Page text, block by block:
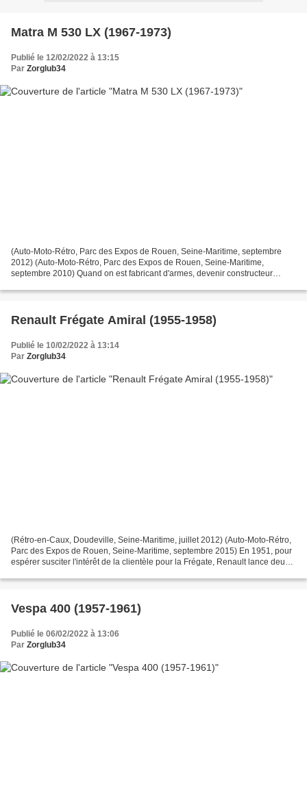
Matra M 530 LX (1967-1973)
Publié le 12/02/2022 à 13:15
Par Zorglub34
(Auto-Moto-Rétro, Parc des Expos de Rouen, Seine-Maritime, septembre
2012) (Auto-Moto-Rétro, Parc des Expos de Rouen, Seine-Maritime,
septembre 2010) Quand on est fabricant d'armes, devenir constructeur
Renault Frégate Amiral (1955-1958)
Publié le 10/02/2022 à 13:14
Par Zorglub34
(Rétro-en-Caux, Doudeville, Seine-Maritime, juillet 2012) (Auto-Moto-Rétro,
Parc des Expos de Rouen, Seine-Maritime, septembre 2015) En 1951, pour
espérer susciter l'intérêt de la clientèle pour la Frégate, Renault lance deux
Vespa 400 (1957-1961)
Publié le 06/02/2022 à 13:06
Par Zorglub34